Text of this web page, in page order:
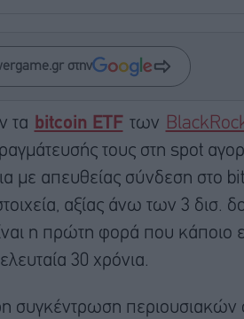
στην
τα bitcoin ETF των
τους στη spot
με απευθείας σύνδεση στο
αξίας άνω των 3 δισ.
η πρώτη φορά που κάποιο
30 χρόνια.
συγκέντρωση περιουσιακών